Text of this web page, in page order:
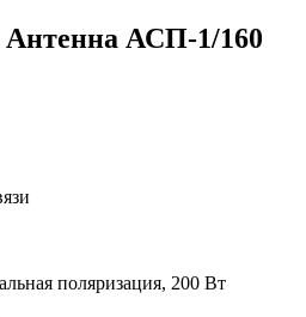
Антенна АСП-1/160
поляризация, 200 Вт